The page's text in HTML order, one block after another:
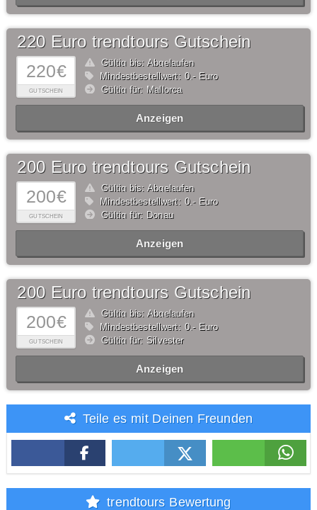
220€
GUTSCHEIN
220 Euro trendtours Gutschein
Gültig bis: Abgelaufen
Mindestbestellwert: 0,- Euro
Gültig für: Mallorca
Anzeigen
200€
GUTSCHEIN
200 Euro trendtours Gutschein
Gültig bis: Abgelaufen
Mindestbestellwert: 0,- Euro
Gültig für: Donau
Anzeigen
200€
GUTSCHEIN
200 Euro trendtours Gutschein
Gültig bis: Abgelaufen
Mindestbestellwert: 0,- Euro
Gültig für: Silvester
Anzeigen
Teile es mit Deinen Freunden
trendtours Bewertung